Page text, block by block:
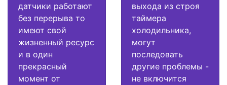
датчики работают
без перерыва то
имеют свой
жизненный ресурс
и в один
прекрасный
момент от
выхода из строя
таймера
холодильника,
могут
последовать
другие проблемы -
не включится